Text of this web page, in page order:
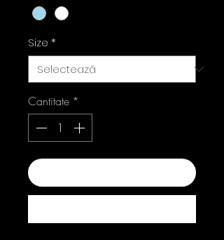
Size *
Cantitate *